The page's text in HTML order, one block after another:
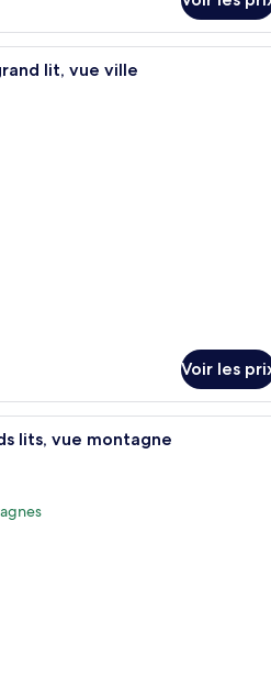
Espace de travail pour
lit, vue ville
Voir les
Espace de travail pour
lits, vue montagne